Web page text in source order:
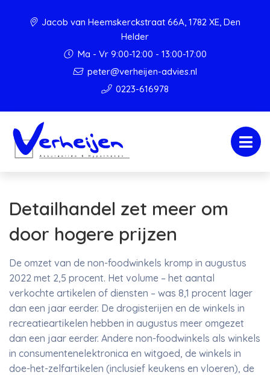
Jacob van Heemskerckstraat 66A, 1782 XE, Den
Helder
Ma - Vr 9:00-12:00 - 13:00-17:00
peter@verheijen-advies.nl
0223-616978
Detailhandel zet meer om
door hogere prijzen
De omzet van de non-foodwinkels kromp in augustus
2022 met 2,5 procent. Het volume – het aantal
verkochte artikelen of diensten – was 8,1 procent lager
dan een jaar eerder. De drogisterijen en de winkels in
recreatieartikelen hebben in augustus meer omgezet
dan een jaar eerder. Andere non-foodwinkels als winkels
in consumentenelektronica en witgoed, de winkels in
doe-het-zelfartikelen (inclusief keukens en vloeren), de